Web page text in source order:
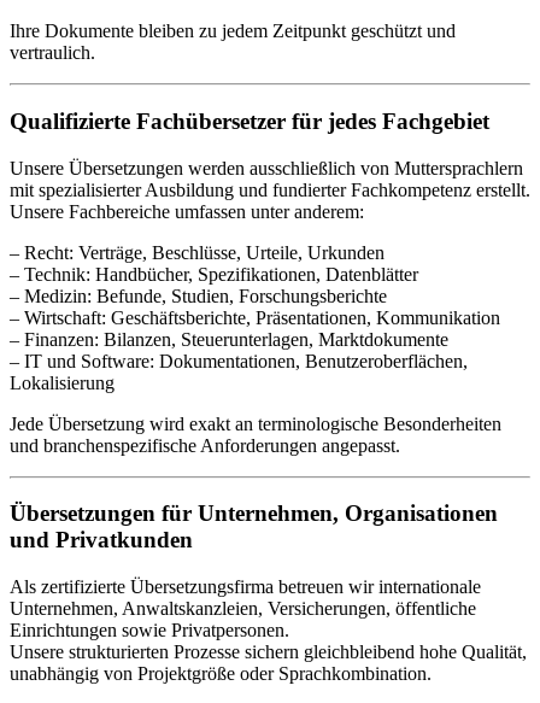
Ihre Dokumente bleiben zu jedem Zeitpunkt geschützt und
vertraulich.
Qualifizierte Fachübersetzer für jedes Fachgebiet
Unsere Übersetzungen werden ausschließlich von Muttersprachlern
mit spezialisierter Ausbildung und fundierter Fachkompetenz erstellt.
Unsere Fachbereiche umfassen unter anderem:
– Recht: Verträge, Beschlüsse, Urteile, Urkunden
– Technik: Handbücher, Spezifikationen, Datenblätter
– Medizin: Befunde, Studien, Forschungsberichte
– Wirtschaft: Geschäftsberichte, Präsentationen, Kommunikation
– Finanzen: Bilanzen, Steuerunterlagen, Marktdokumente
– IT und Software: Dokumentationen, Benutzeroberflächen,
Lokalisierung
Jede Übersetzung wird exakt an terminologische Besonderheiten
und branchenspezifische Anforderungen angepasst.
Übersetzungen für Unternehmen, Organisationen
und Privatkunden
Als zertifizierte Übersetzungsfirma betreuen wir internationale
Unternehmen, Anwaltskanzleien, Versicherungen, öffentliche
Einrichtungen sowie Privatpersonen.
Unsere strukturierten Prozesse sichern gleichbleibend hohe Qualität,
unabhängig von Projektgröße oder Sprachkombination.